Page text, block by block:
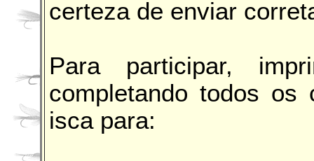
certeza de enviar
Para participar,
completando todos
isca para: